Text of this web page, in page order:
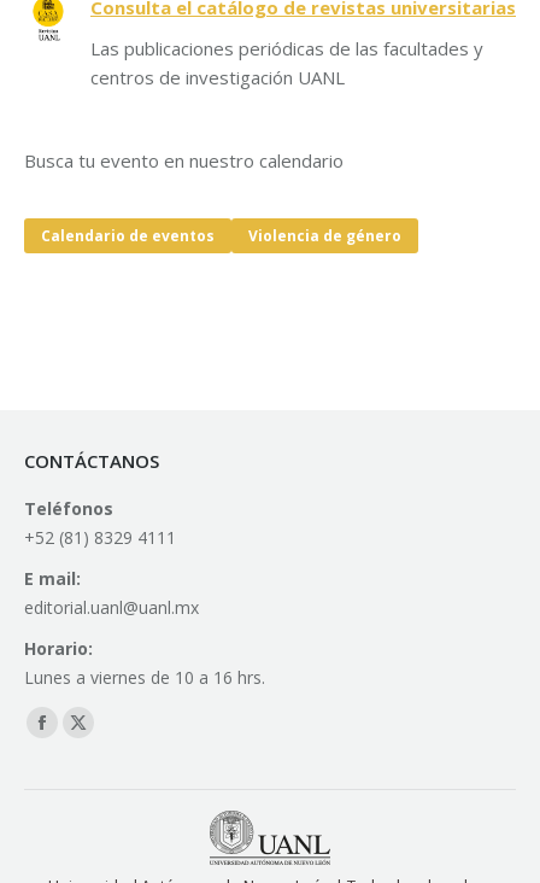
Consulta el catálogo de revistas universitarias
Las publicaciones periódicas de las facultades y
centros de investigación UANL
Busca tu evento en nuestro calendario
Calendario de eventos Violencia de género
CONTÁCTANOS
Teléfonos
+52 (81) 8329 4111
E mail:
editorial.uanl@uanl.mx
Horario:
Lunes a viernes de 10 a 16 hrs.
Find us on:
Facebook
X